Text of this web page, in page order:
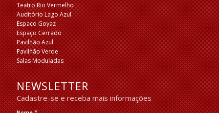
Teatro Rio Vermelho
Auditório Lago Azul
Espaço Goyaz
Espaço Cerrado
Pavilhão Azul
Pavilhão Verde
Salas Moduladas
NEWSLETTER
Cadastre-se e receba mais informações